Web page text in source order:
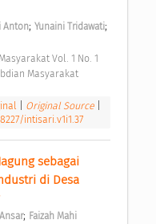
Anton; Yunaini Tridawati;
Masyarakat
Original Source
intisari.v1i1.37
sebagai
di Desa
Ansar; Faizah Mahi